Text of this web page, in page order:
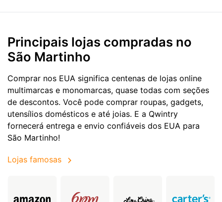
Principais lojas compradas no
São Martinho
Comprar nos EUA significa centenas de lojas online
multimarcas e monomarcas, quase todas com seções
de descontos. Você pode comprar roupas, gadgets,
utensílios domésticos e até joias. E a Qwintry
fornecerá entrega e envio confiáveis dos EUA para
São Martinho!
Lojas famosas